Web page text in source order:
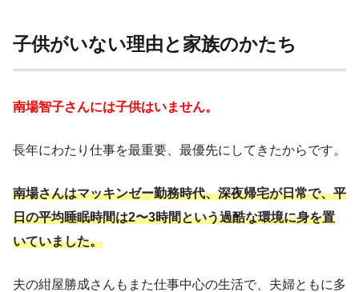
子供がいない理由と家族のかたち
南場智子さんには子供はいません。
長年にわたり仕事を最重要、最優先にしてきたからです。
南場さんはマッキンゼー勤務時代、深夜帰宅が日常で、平
日の平均睡眠時間は2〜3時間という過酷な環境に身を置
いていました。
夫の紺屋勝成さんもまた仕事中心の生活で、夫婦ともに多